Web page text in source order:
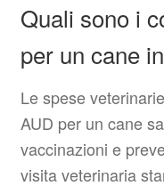
Quali sono i
per un cane
Le spese
AUD per un cane
vaccinazioni e
visita veterinaria